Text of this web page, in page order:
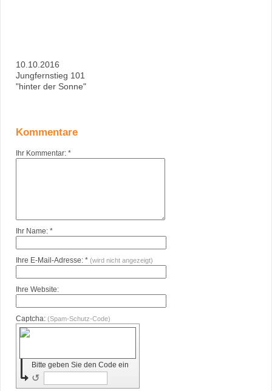
10.10.2016
Jungfernstieg 101
"hinter der Sonne"
Kommentare
Ihr Kommentar: *
Ihr Name: *
Ihre E-Mail-Adresse: * (wird nicht angezeigt)
Ihre Website:
Captcha: (Spam-Schutz-Code)
Bitte geben Sie den Code ein
↺